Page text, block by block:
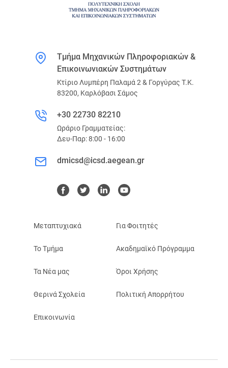
Τμήμα Μηχανικών Πληροφοριακών &
Επικοινωνιακών Συστημάτων
Κτίριο Λυμπέρη Παλαμά 2 & Γοργύρας Τ.Κ.
83200, Καρλόβασι Σάμος
+30 22730 82210
Ωράριο Γραμματείας:
Δευ-Παρ: 8:00 - 16:00
dmicsd@icsd.aegean.gr
Μεταπτυχιακά
Το Τμήμα
Τα Νέα μας
Θερινά Σχολεία
Επικοινωνία
Για Φοιτητές
Ακαδημαϊκό Πρόγραμμα
Όροι Χρήσης
Πολιτική Απορρήτου